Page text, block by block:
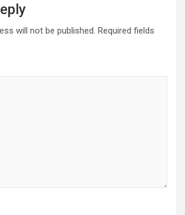
will not be published. Required fields